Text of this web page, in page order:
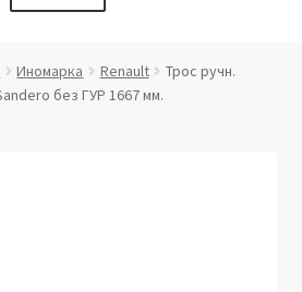
Иномарка Renault
Трос ручн.
без ГУР 1667 мм.